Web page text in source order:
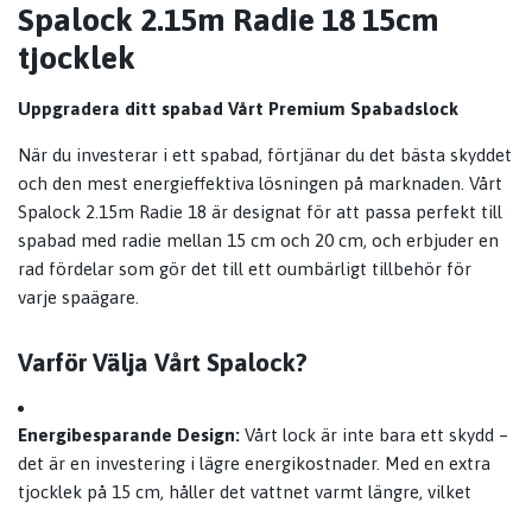
Spalock 2.15m Radie 18 15cm
tjocklek
Uppgradera ditt spabad Vårt Premium Spabadslock
När du investerar i ett spabad, förtjänar du det bästa skyddet
och den mest energieffektiva lösningen på marknaden. Vårt
Spalock 2.15m Radie 18 är designat för att passa perfekt till
spabad med radie mellan 15 cm och 20 cm, och erbjuder en
rad fördelar som gör det till ett oumbärligt tillbehör för
varje spaägare.
Varför Välja Vårt Spalock?
Energibesparande Design: Vårt lock är inte bara ett skydd –
det är en investering i lägre energikostnader. Med en extra
tjocklek på 15 cm, håller det vattnet varmt längre, vilket